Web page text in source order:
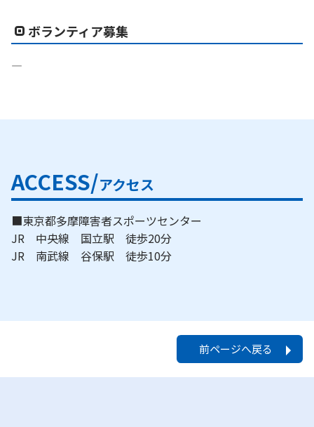
ボランティア募集
―
ACCESS/アクセス
■東京都多摩障害者スポーツセンター
JR 中央線 国立駅 徒歩20分
JR 南武線 谷保駅 徒歩10分
前ページへ戻る